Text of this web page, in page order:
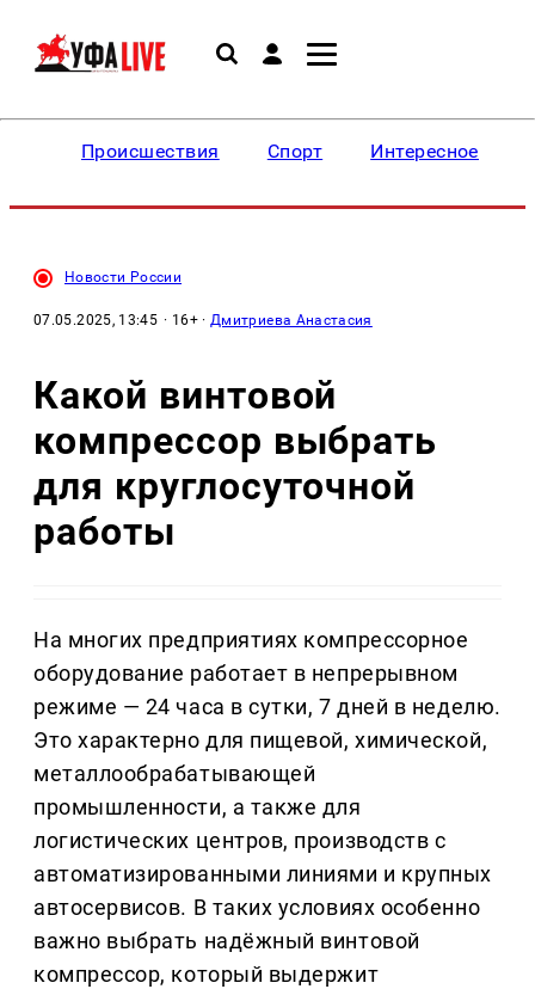
Происшествия Спорт Интересное
Новости России
07.05.2025, 13:45 · 16+ ·Дмитриева Анастасия
Какой винтовой
компрессор выбрать
для круглосуточной
работы
На многих предприятиях компрессорное
оборудование работает в непрерывном
режиме — 24 часа в сутки, 7 дней в неделю.
Это характерно для пищевой, химической,
металлообрабатывающей
промышленности, а также для
логистических центров, производств с
автоматизированными линиями и крупных
автосервисов. В таких условиях особенно
важно выбрать надёжный винтовой
компрессор, который выдержит